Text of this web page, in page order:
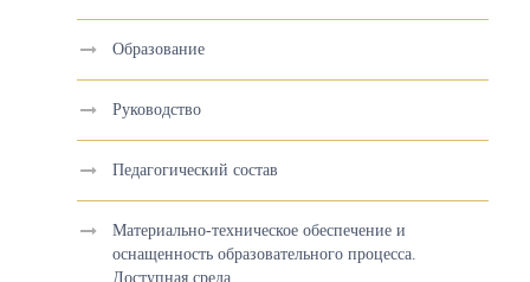
Образование
Руководство
Педагогический состав
Материально-техническое обеспечение и
оснащенность образовательного процесса.
Доступная среда